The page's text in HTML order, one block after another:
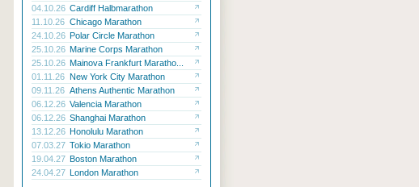
04.10.26 Cardiff Halbmarathon
11.10.26 Chicago Marathon
24.10.26 Polar Circle Marathon
25.10.26 Marine Corps Marathon
25.10.26 Mainova Frankfurt Maratho...
01.11.26 New York City Marathon
09.11.26 Athens Authentic Marathon
06.12.26 Valencia Marathon
06.12.26 Shanghai Marathon
13.12.26 Honolulu Marathon
07.03.27 Tokio Marathon
19.04.27 Boston Marathon
24.04.27 London Marathon